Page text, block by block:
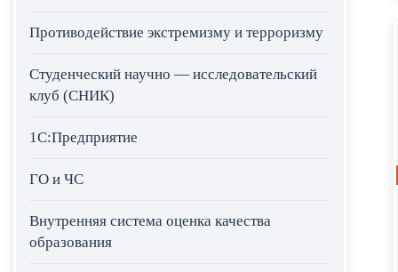
Противодействие экстремизму и терроризму
Студенческий научно — исследовательский
клуб (СНИК)
1С:Предприятие
ГО и ЧС
Внутренняя система оценка качества
образования